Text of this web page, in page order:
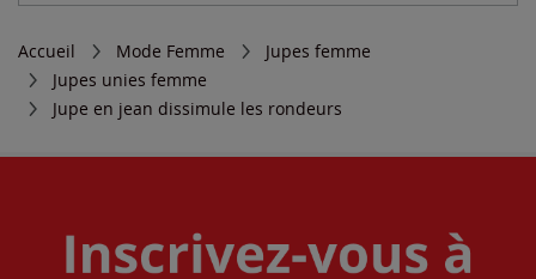
Accueil Mode Femme
Jupes femme
Jupes unies femme
Jupe en jean dissimule les rondeurs